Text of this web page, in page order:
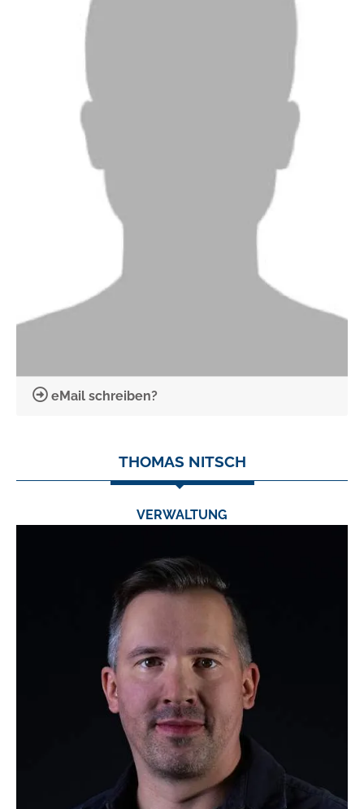
TEL.:
0 24 03 / 79 06 0
FAX:
0 24 03 / 79 06 23
eMail schreiben?
THOMAS NITSCH
VERWALTUNG